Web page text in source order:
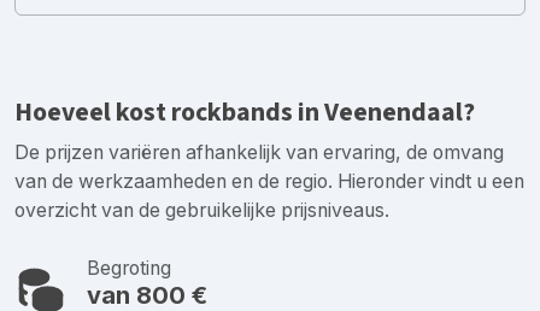
Hoeveel kost rockbands in Veenendaal?
De prijzen variëren afhankelijk van ervaring, de omvang
van de werkzaamheden en de regio. Hieronder vindt u een
overzicht van de gebruikelijke prijsniveaus.
Begroting
van 800 €